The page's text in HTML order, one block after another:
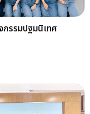
ะจำปี 2569